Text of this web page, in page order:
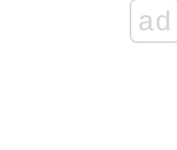
ad